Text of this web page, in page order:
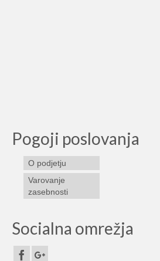
Pogoji poslovanja
O podjetju
Varovanje
zasebnosti
Socialna omrežja